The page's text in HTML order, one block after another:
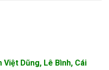
Việt Dũng, Lê Bình, Cái